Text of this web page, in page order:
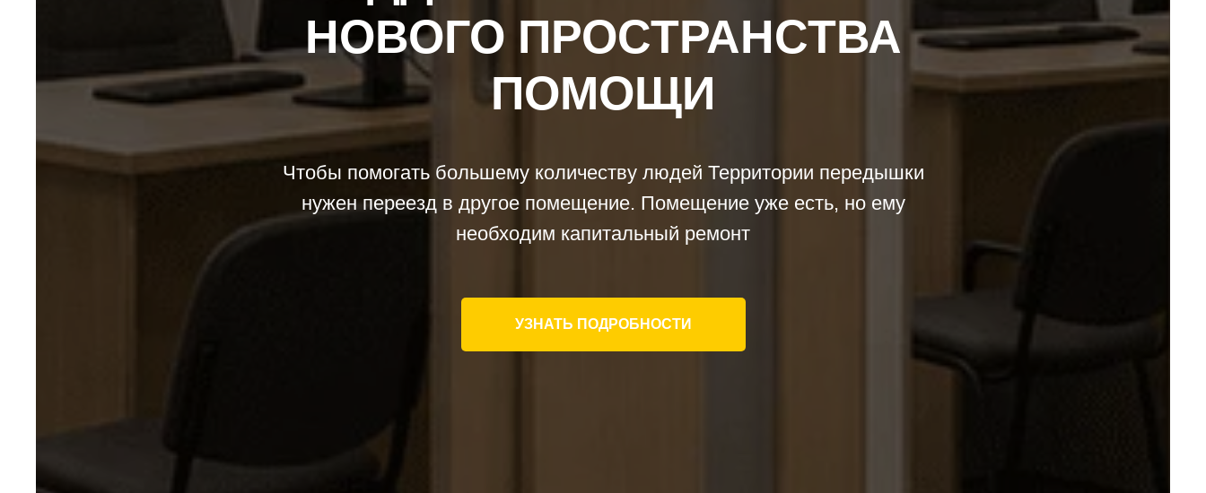
НОВОГО ПРОСТРАНСТВА
ПОМОЩИ
Чтобы помогать большему количеству людей Территории передышки
нужен переезд в другое помещение. Помещение уже есть, но ему
необходим капитальный ремонт
УЗНАТЬ ПОДРОБНОСТИ